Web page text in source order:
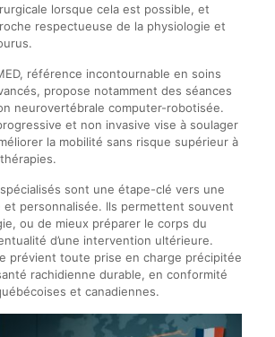
lorsque cela est possible, et
respectueuse de la physiologie et
référence incontournable en soins
propose notamment des séances
neurovertébrale computer-robotisée.
et non invasive vise à soulager
la mobilité sans risque supérieur à
sont une étape-clé vers une
et personnalisée. Ils permettent souvent
ou de mieux préparer le corps du
d’une intervention ultérieure.
prévient toute prise en charge précipitée
rachidienne durable, en conformité
et canadiennes.